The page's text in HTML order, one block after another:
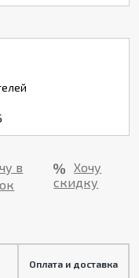
в
Хочу
скидку
Оплата и доставка